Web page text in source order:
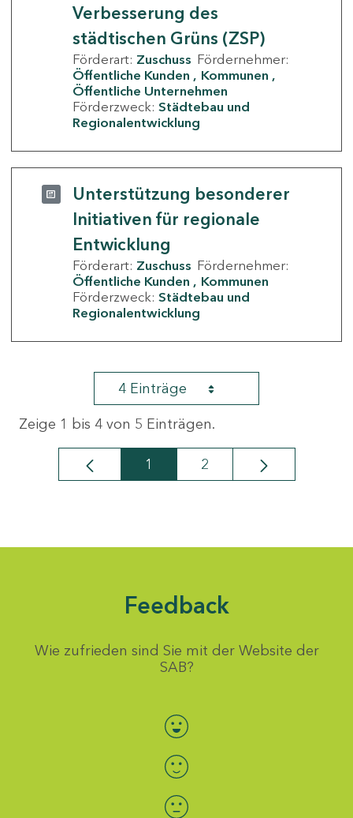
Verbesserung des
städtischen Grüns (ZSP)
Förderart: Zuschuss Fördernehmer:
Öffentliche Kunden
Kommunen
Öffentliche Unternehmen
Förderzweck: Städtebau und
Regionalentwicklung
Unterstützung besonderer
Initiativen für regionale
Entwicklung
Förderart: Zuschuss Fördernehmer:
Öffentliche Kunden
Kommunen
Förderzweck: Städtebau und
Regionalentwicklung
4 Einträge
Zeige 1 bis 4 von 5 Einträgen.
Seite
1 Seite
2
Feedback
Wie zufrieden sind Sie mit der Website der
SAB?
Bewertung auswählen